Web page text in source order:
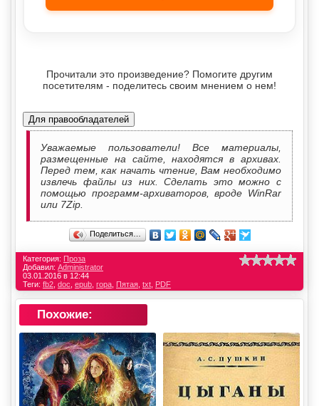
Прочитали это произведение? Помогите другим
посетителям - поделитесь своим мнением о нем!
Для правообладателей
Уважаемые пользователи! Все материалы,
размещенные на сайте, находятся в архивах.
Перед тем, как начать чтение, Вам необходимо
извлечь файлы из них. Сделать это можно с
помощью программ-архиваторов, вроде WinRar
или 7Zip.
Поделиться…
Категория: Проза
Добавил: Administrator
03.01.2016 в 12:44
Теги: fb2 doc epub гора Пятая txt PDF
Похожие: